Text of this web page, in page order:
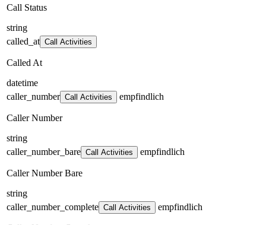
Call Status
string
called_at Call Activities
Called At
datetime
caller_number Call Activities empfindlich
Caller Number
string
caller_number_bare Call Activities empfindlich
Caller Number Bare
string
caller_number_complete Call Activities empfindlich